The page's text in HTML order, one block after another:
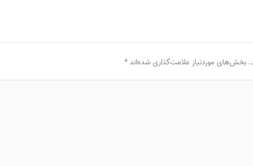
بخش‌های موردنیاز علامت‌گذاری شده‌اند*